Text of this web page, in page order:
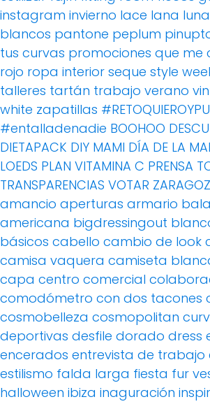
instagram invierno lace lana
blancos pantone peplum
tus curvas promociones que me
rojo ropa interior seque style
talleres tartán trabajo verano
white zapatillas
#entalladenadie BOOHOO
DIETAPACK DIY MAMI DÍA DE LA
LOEDS PLAN VITAMINA C PRENSA
TRANSPARENCIAS VOTAR
amancio aperturas armario
americana bigdressingout
básicos cabello cambio de look
camisa vaquera camiseta
capa centro comercial
comodómetro con dos tacones
cosmobelleza cosmopolitan
deportivas desfile dorado dress
encerados entrevista de trabajo
estilismo falda larga fiesta fur
halloween ibiza inaguración